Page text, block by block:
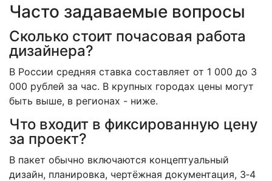
Часто задаваемые вопросы
Сколько стоит почасовая работа
дизайнера?
В России средняя ставка составляет от 1 000 до 3
000 рублей за час. В крупных городах цены могут
быть выше, в регионах - ниже.
Что входит в фиксированную цену
за проект?
В пакет обычно включаются концептуальный
дизайн, планировка, чертёжная документация, 3‑4